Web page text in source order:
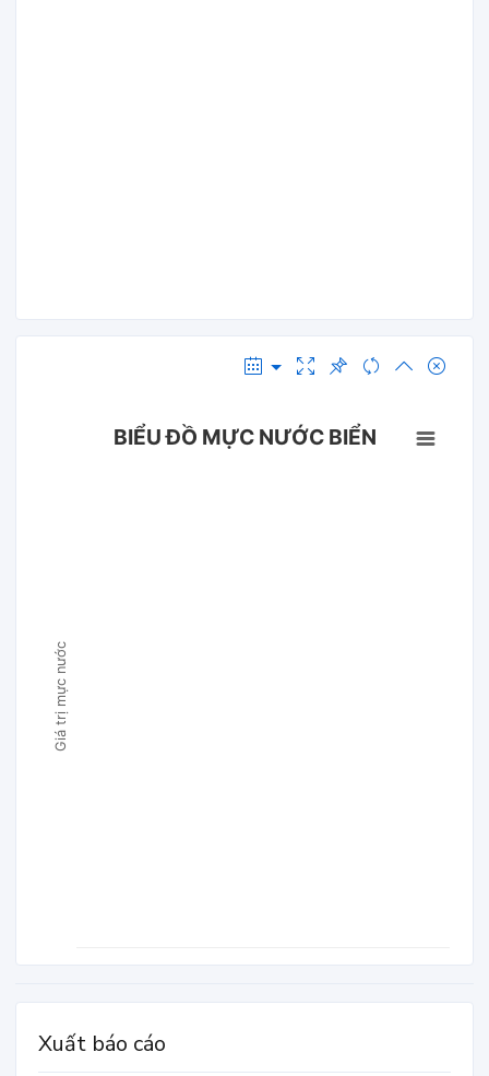
Giá trị mực nước
BIỂU ĐỒ MỰC NƯỚC BIỂN
Xuất báo cáo